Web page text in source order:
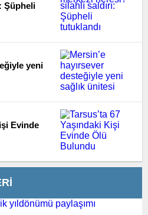
Şüpheli
yeni
Evinde